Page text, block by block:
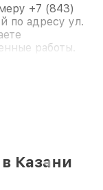
+7 (843)
по адресу ул.
работы.
Казани